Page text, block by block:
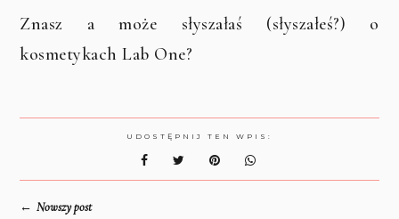
Znasz a może słyszałaś (słyszałeś?) o
kosmetykach Lab One?
UDOSTĘPNIJ TEN WPIS:
←Nowszy post